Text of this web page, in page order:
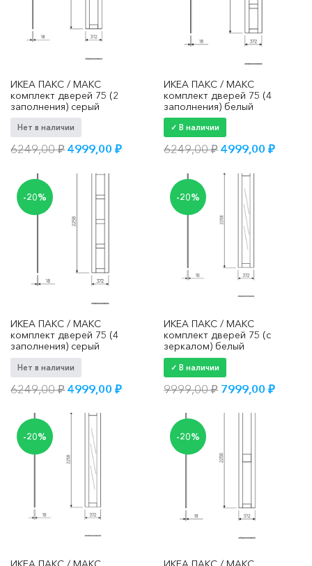
ИКЕА ПАКС / МАКС
комплект дверей 75 (2
заполнения) серый
Нет в наличии
6249,00₽Первоначальная
6249,00 ₽.
4999,00₽Текущая
4999,00 ₽.
ИКЕА ПАКС / МАКС
комплект дверей 75 (4
заполнения) белый
✓ В наличии
6249,00₽
составляла
6249,00 ₽.
4999,00₽
-20%
ИКЕА ПАКС / МАКС
комплект дверей 75 (4
заполнения) серый
Нет в наличии
6249,00₽Первоначальная
составляла
6249,00 ₽.
4999,00₽Текущая
4999,00 ₽.
-20%
ИКЕА ПАКС / МАКС
комплект дверей 75 (с
зеркалом) белый
✓ В наличии
9999,00₽ 7999,00₽
-20% -20%